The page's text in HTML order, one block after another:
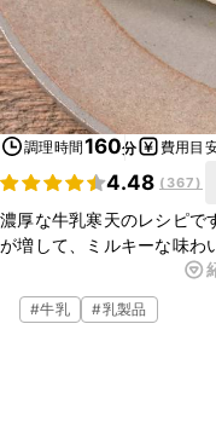
調理時間160分 費用目
4.48 ( 367)
濃厚な牛乳寒天のレシピで
が増して、ミルキーな味わ
お好みのフルーツを加え
試しくださいね。
#牛乳 #乳製品